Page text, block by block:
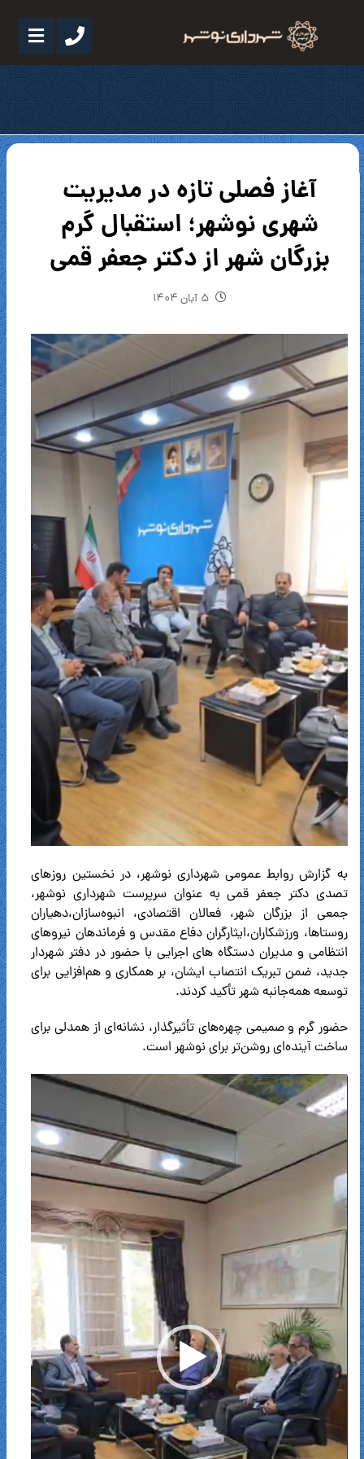
آغاز فصلی تازه در مدیریت
شهری نوشهر؛ استقبال گرم
بزرگان شهر از دکتر جعفر قمی
۵ آبان ۱۴۰۴
به گزارش روابط عمومی شهرداری نوشهر، در نخستین روزهای
تصدی دکتر جعفر قمی به عنوان سرپرست شهرداری نوشهر،
جمعی از بزرگان شهر، فعالان اقتصادی، انبوه‌سازان،دهیاران
روستاها، ورزشکاران،ایثارگران دفاع مقدس و فرماندهان نیروهای
انتظامی و مدیران دستگاه های اجرایی با حضور در دفتر شهردار
جدید، ضمن تبریک انتصاب ایشان، بر همکاری و هم‌افزایی برای
توسعه همه‌جانبه شهر تأکید کردند.
حضور گرم و صمیمی چهره‌های تأثیرگذار، نشانه‌ای از همدلی برای
ساخت آینده‌ای روشن‌تر برای نوشهر است.
نمایشگر
ویدیو